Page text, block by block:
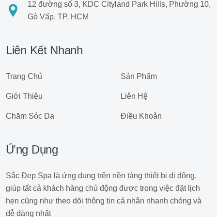
12 đường số 3, KDC Cityland Park Hills, Phường 10,
Gò Vấp, TP. HCM
Liên Kết Nhanh
Trang Chủ
Giới Thiệu
Chăm Sóc Da
Sản Phẩm
Liên Hệ
Điều Khoản
Ứng Dụng
Sắc Đẹp Spa là ứng dụng trên nền tảng thiết bị di động,
giúp tất cả khách hàng chủ động được trong việc đặt lịch
hẹn cũng như theo dõi thông tin cá nhân nhanh chóng và
dễ dàng nhất